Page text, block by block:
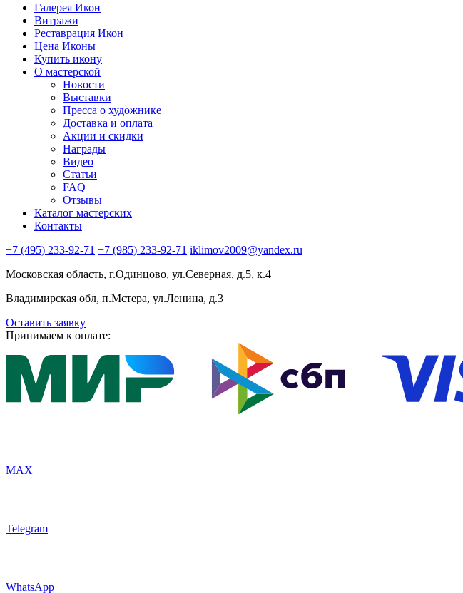
Галерея Икон
Витражи
Реставрация Икон
Цена Иконы
Купить икону
О мастерской
Новости
Выставки
Пресса о художнике
Доставка и оплата
Акции и скидки
Награды
Видео
Статьи
FAQ
Отзывы
Каталог мастерских
Контакты
+7 (495) 233-92-71 +7 (985) 233-92-71 iklimov2009@yandex.ru
Московская область, г.Одинцово, ул.Северная, д.5, к.4
Владимирская обл, п.Мстера, ул.Ленина, д.3
Оставить заявку
Принимаем к оплате:
MAX
Telegram
WhatsApp